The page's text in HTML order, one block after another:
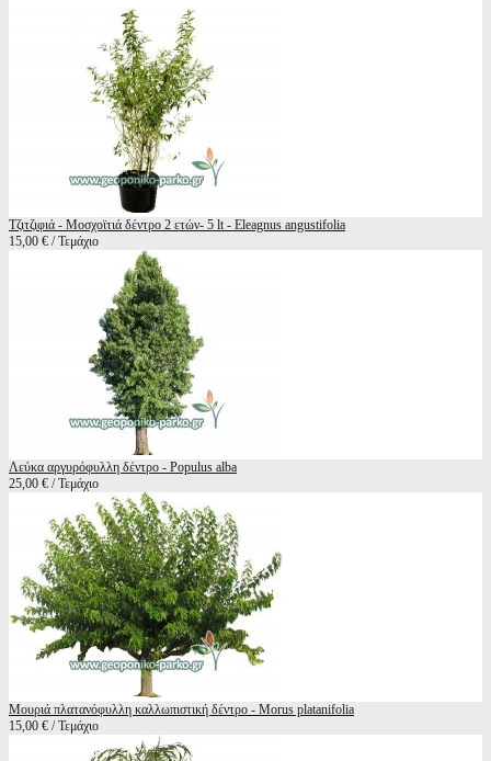
Τζιτζιφιά - Μοσχοϊτιά δέντρο 2 ετών- 5 lt - Eleagnus angustifolia
15,00 € / Τεμάχιο
Λεύκα αργυρόφυλλη δέντρο - Populus alba
25,00 € / Τεμάχιο
Μουριά πλατανόφυλλη καλλωπιστική δέντρο - Morus platanifolia
15,00 € / Τεμάχιο